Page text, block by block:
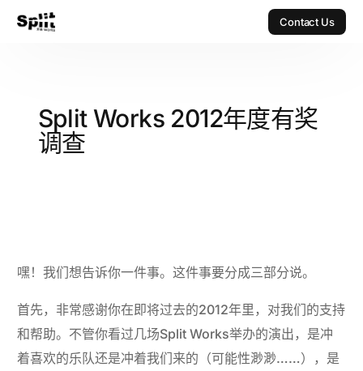
Contact Us
Split Works 2012年度有奖
调查
嘿！我们想告诉你一件事。这件事要分成三部分说。
首先，非常感谢你在即将过去的2012年里，对我们的支持
和帮助。不管你看过几场Split Works举办的演出，是冲
着喜欢的乐队还是冲着我们来的（可能性渺渺……），是